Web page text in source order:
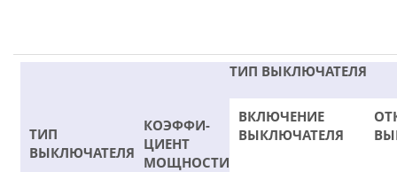
ТИП
ВЫКЛЮЧАТЕЛЯ
КОЭФФИ-
ЦИЕНТ
МОЩНОСТИ
ТИП ВЫКЛЮЧАТЕЛЯ
ВКЛЮЧЕНИЕ
ВЫКЛЮЧАТЕЛЯ